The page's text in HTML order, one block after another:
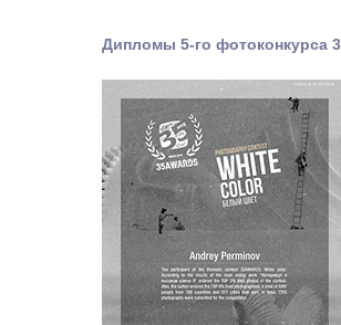
Дипломы 5-го фотоконкурса